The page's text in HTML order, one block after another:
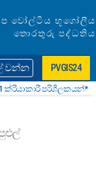
වෝල්ටීය භූගෝලීය
තොරතුරු පද්ධතිය
වන්න PVGIS24
ක්රියාකාරී පරිශීලකයන්*